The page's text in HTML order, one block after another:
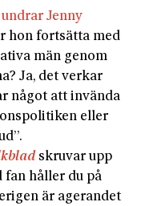
undrar Jenny
hon fortsätta med
män genom
Ja, det verkar
något att invända
eller
skruvar upp
fan håller du på
är agerandet